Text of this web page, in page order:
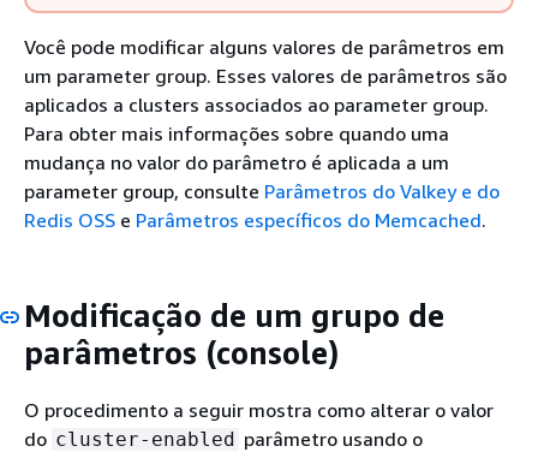
Você pode modificar alguns valores de parâmetros em
um parameter group. Esses valores de parâmetros são
aplicados a clusters associados ao parameter group.
Para obter mais informações sobre quando uma
mudança no valor do parâmetro é aplicada a um
parameter group, consulte Parâmetros do Valkey e do
Redis OSS e Parâmetros específicos do Memcached.
Modificação de um grupo de
parâmetros (console)
O procedimento a seguir mostra como alterar o valor
do cluster-enabled parâmetro usando o